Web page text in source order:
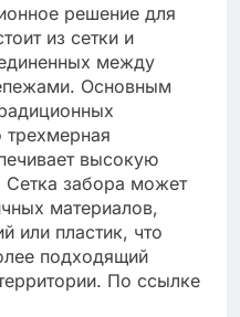
решение для
из сетки и
между
Основным
трехмерная
высокую
Сетка забора может
материалов,
или пластик, что
подходящий
По ссылке